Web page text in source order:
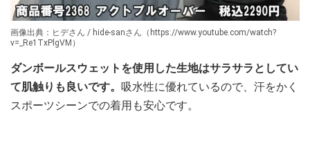
画像出典：ヒデさん / hide-sanさん（https://www.youtube.com/watch?
v=_Re1TxPlgVM）
ダンボールスウェットを使用した生地はサラサラとしてい
て肌触りも良いです。 吸水性に優れているので、汗をかく
スポーツシーンでの着用も安心です。